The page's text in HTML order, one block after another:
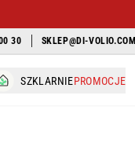
30 SKLEP@DI-VOLIO.COM
SZKLARNIEPROMOCJE